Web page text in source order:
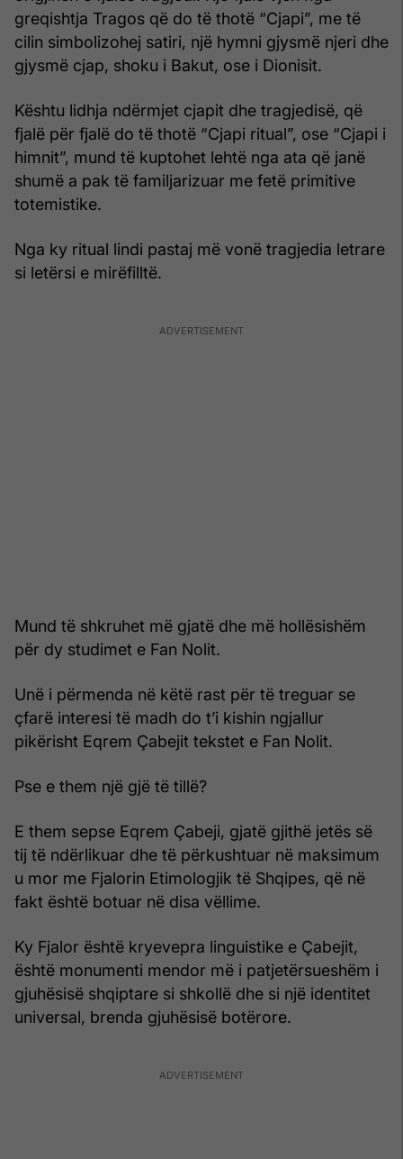
greqishtja Tragos që do të thotë “Cjapi”, me të
cilin simbolizohej satiri, një hymni gjysmë njeri dhe
gjysmë cjap, shoku i Bakut, ose i Dionisit.
Kështu lidhja ndërmjet cjapit dhe tragjedisë, që
fjalë për fjalë do të thotë “Cjapi ritual”, ose “Cjapi i
himnit”, mund të kuptohet lehtë nga ata që janë
shumë a pak të familjarizuar me fetë primitive
totemistike.
Nga ky ritual lindi pastaj më vonë tragjedia letrare
si letërsi e mirëfilltë.
Mund të shkruhet më gjatë dhe më hollësishëm
për dy studimet e Fan Nolit.
Unë i përmenda në këtë rast për të treguar se
çfarë interesi të madh do t’i kishin ngjallur
pikërisht Eqrem Çabejit tekstet e Fan Nolit.
Pse e them një gjë të tillë?
E them sepse Eqrem Çabeji, gjatë gjithë jetës së
tij të ndërlikuar dhe të përkushtuar në maksimum
u mor me Fjalorin Etimologjik të Shqipes, që në
fakt është botuar në disa vëllime.
Ky Fjalor është kryevepra linguistike e Çabejit,
është monumenti mendor më i patjetërsueshëm i
gjuhësisë shqiptare si shkollë dhe si një identitet
universal, brenda gjuhësisë botërore.